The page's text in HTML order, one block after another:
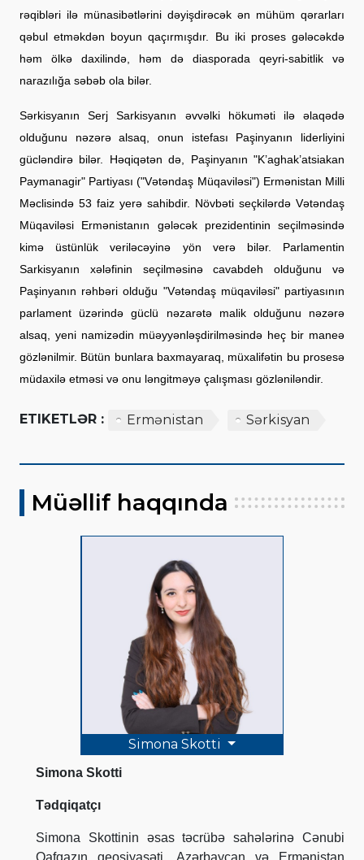
rəqibləri ilə münasibətlərini dəyişdirəcək ən mühüm qərarları
qəbul etməkdən boyun qaçırmışdır. Bu iki proses gələcəkdə
həm ölkə daxilində, həm də diasporada qeyri-sabitlik və
narazılığa səbəb ola bilər.
Sərkisyanın Serj Sarkisyanın əvvəlki hökuməti ilə əlaqədə
olduğunu nəzərə alsaq, onun istefası Paşinyanın liderliyini
gücləndirə bilər. Həqiqətən də, Paşinyanın "K’aghak’atsiakan
Paymanagir" Partiyası ("Vətəndaş Müqaviləsi") Ermənistan Milli
Məclisində 53 faiz yerə sahibdir. Növbəti seçkilərdə Vətəndaş
Müqaviləsi Ermənistanın gələcək prezidentinin seçilməsində
kimə üstünlük veriləcəyinə yön verə bilər. Parlamentin
Sarkisyanın xələfinin seçilməsinə cavabdeh olduğunu və
Paşinyanın rəhbəri olduğu "Vətəndaş müqaviləsi" partiyasının
parlament üzərində güclü nəzarətə malik olduğunu nəzərə
alsaq, yeni namizədin müəyyənləşdirilməsində heç bir maneə
gözlənilmir. Bütün bunlara baxmayaraq, müxalifətin bu prosesə
müdaxilə etməsi və onu ləngitməyə çalışması gözləniləndir.
ETIKETLƏR : Ermənistan Sərkisyan
Müəllif haqqında
Simona Skotti
Simona Skotti
Tədqiqatçı
Simona Skottinin əsas təcrübə sahələrinə Cənubi
Qafqazın geosiyasəti, Azərbaycan və Ermənistan